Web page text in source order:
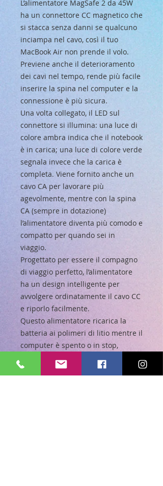
L’alimentatore MagSafe 2 da 45W
ha un connettore CC magnetico che
si stacca senza danni se qualcuno
inciampa nel cavo, così il tuo
MacBook Air non prende il volo.
Previene anche il deterioramento
dei cavi nel tempo, rende più facile
inserire la spina nel computer e la
connessione è più sicura.
Una volta collegato, il LED sul
connettore si illumina: una luce di
colore ambra indica che il notebook
è in carica; una luce di colore verde
segnala invece che la carica è
completa. Viene fornito anche un
cavo CA per lavorare più
agevolmente, mentre con la spina
CA (sempre in dotazione)
l’alimentatore diventa più comodo e
compatto per quando sei in
viaggio.
Progettato per essere il compagno
di viaggio perfetto, l’alimentatore
ha un design intelligente per
avvolgere ordinatamente il cavo CC
e riporlo facilmente.
Questo alimentatore ricarica la
batteria ai polimeri di litio mentre il
computer è spento o in stop,
oppure lo alimenta se decidi di
usarlo senza batteria.